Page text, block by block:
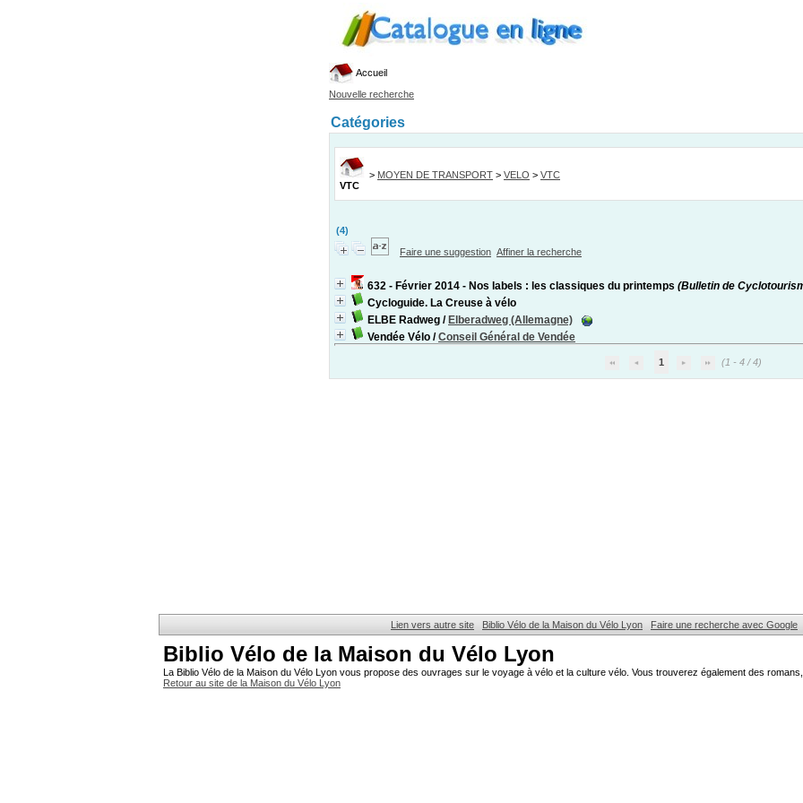
Accueil
Nouvelle recherche
Catégories
> MOYEN DE TRANSPORT > VELO > VTC
VTC
(4)
Faire une suggestion Affiner la recherche
632 - Février 2014 - Nos labels : les classiques du printemps (Bulletin de
Cycloguide. La Creuse à vélo
ELBE Radweg / Elberadweg (Allemagne)
Vendée Vélo /Conseil Général de Vendée
1 (1 - 4 / 4)
Lien vers autre site Biblio Vélo de la Maison du Vélo Lyon Faire une recherche avec Google
Biblio Vélo de la Maison du Vélo Lyon
La Biblio Vélo de la Maison du Vélo Lyon vous propose des ouvrages sur le voyage à vélo et la culture vélo. Vous trouverez également des
Retour au site de la Maison du Vélo Lyon